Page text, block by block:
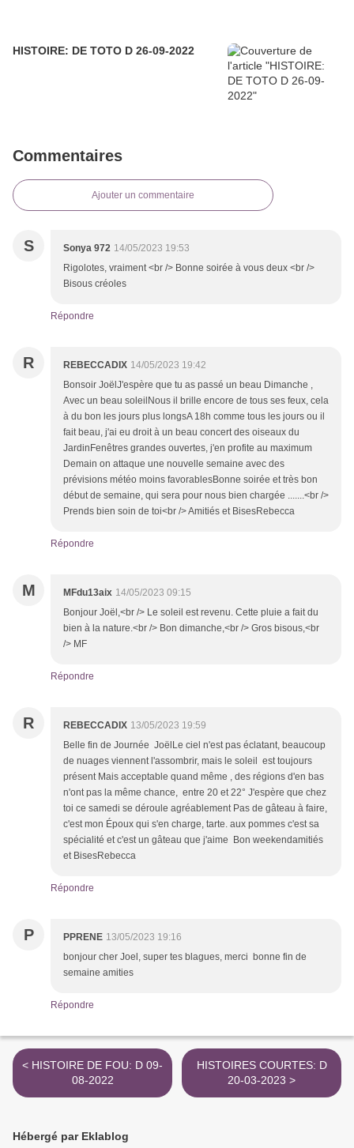
HISTOIRE: DE TOTO D 26-09-2022
Commentaires
Ajouter un commentaire
S Sonya 972 14/05/2023 19:53
Rigolotes, vraiment <br /> Bonne soirée à vous deux <br />
Bisous créoles
Répondre
R REBECCADIX 14/05/2023 19:42
Bonsoir JoëlJ'espère que tu as passé un beau Dimanche ,
Avec un beau soleilNous il brille encore de tous ses feux, cela
à du bon les jours plus longsA 18h comme tous les jours ou il
fait beau, j'ai eu droit à un beau concert des oiseaux du
JardinFenêtres grandes ouvertes, j'en profite au maximum
Demain on attaque une nouvelle semaine avec des
prévisions météo moins favorablesBonne soirée et très bon
début de semaine, qui sera pour nous bien chargée .......<br />
Prends bien soin de toi<br /> Amitiés et BisesRebecca
Répondre
M MFdu13aix 14/05/2023 09:15
Bonjour Joël,<br /> Le soleil est revenu. Cette pluie a fait du
bien à la nature.<br /> Bon dimanche,<br /> Gros bisous,<br
/> MF
Répondre
R REBECCADIX 13/05/2023 19:59
Belle fin de Journée JoëlLe ciel n'est pas éclatant, beaucoup
de nuages viennent l'assombrir, mais le soleil est toujours
présent Mais acceptable quand même , des régions d'en bas
n'ont pas la même chance, entre 20 et 22° J'espère que chez
toi ce samedi se déroule agréablement Pas de gâteau à faire,
c'est mon Époux qui s'en charge, tarte. aux pommes c'est sa
spécialité et c'est un gâteau que j'aime Bon weekendamitiés
et BisesRebecca
Répondre
P PPRENE 13/05/2023 19:16
bonjour cher Joel, super tes blagues, merci bonne fin de
semaine amities
Répondre
< HISTOIRE DE FOU: D 09-
08-2022
HISTOIRES COURTES: D
20-03-2023 >
Hébergé par Eklablog